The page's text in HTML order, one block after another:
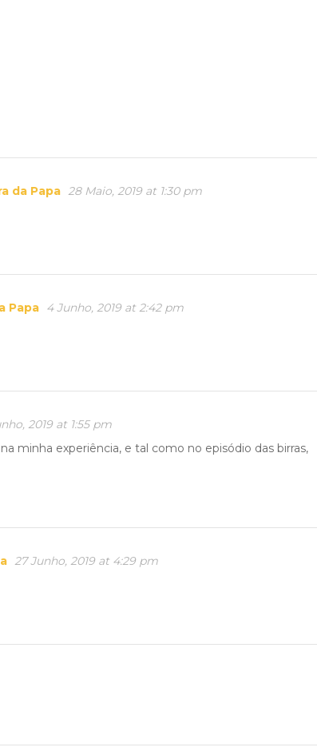
da Papa 28 Maio, 2019 at 1:30 pm
Papa 4 Junho, 2019 at 2:42 pm
2019 at 1:55 pm
minha experiência, e tal como no episódio das birras,
27 Junho, 2019 at 4:29 pm